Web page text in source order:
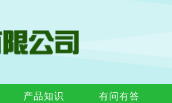
产品知识 有问有答